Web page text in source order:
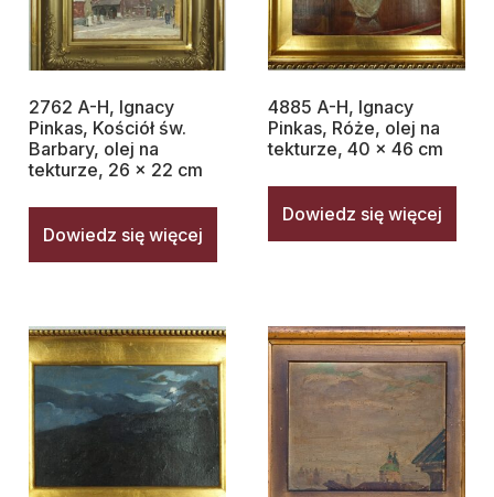
2762 A-H, Ignacy
Pinkas, Kościół św.
Barbary, olej na
tekturze, 26 x 22 cm
Dowiedz się więcej
4885 A-H, Ignacy
Pinkas, Róże, olej na
tekturze, 40 x 46 cm
Dowiedz się więcej